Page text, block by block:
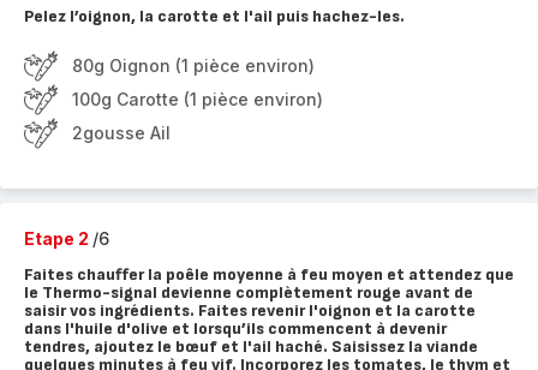
Pelez l’oignon, la carotte et l'ail puis hachez-les.
80g Oignon (1 pièce environ)
100g Carotte (1 pièce environ)
2gousse Ail
Etape 2 /6
Faites chauffer la poêle moyenne à feu moyen et attendez que
le Thermo-signal devienne complètement rouge avant de
saisir vos ingrédients. Faites revenir l'oignon et la carotte
dans l'huile d'olive et lorsqu’ils commencent à devenir
tendres, ajoutez le bœuf et l'ail haché. Saisissez la viande
quelques minutes à feu vif. Incorporez les tomates, le thym et